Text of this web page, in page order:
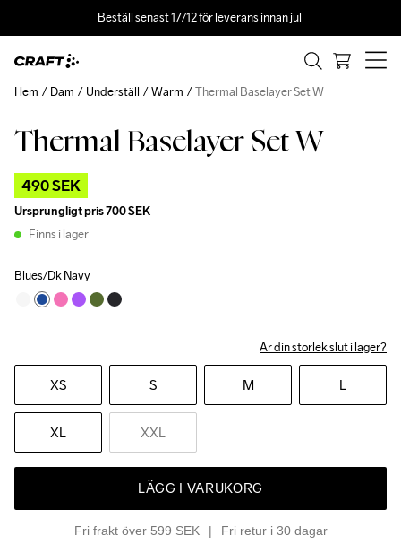
Beställ senast 17/12 för leverans innan jul
Thermal Baselayer Set W
490 SEK
Ursprungligt pris700 SEK
Finns i lager
Blues/Dk Navy
Är din storlek slut i lager?
XS S M L
XL XXL
LÄGG I VARUKORG
Fri frakt över 599 SEK Fri retur i 30 dagar
Hem Dam Underställ Warm Thermal Baselayer Set W
Outlet